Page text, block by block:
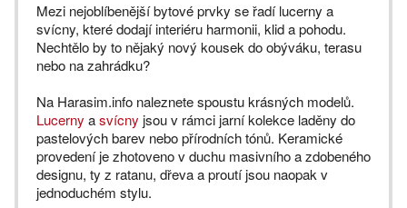
Mezi nejoblíbenější bytové prvky se řadí lucerny a
svícny, které dodají interiéru harmonii, klid a pohodu.
Nechtělo by to nějaký nový kousek do obýváku, terasu
nebo na zahrádku?
Na Harasim.info naleznete spoustu krásných modelů.
Lucerny asvícny jsou v rámci jarní kolekce laděny do
pastelových barev nebo přírodních tónů. Keramické
provedení je zhotoveno v duchu masivního a zdobeného
designu, ty z ratanu, dřeva a proutí jsou naopak v
jednoduchém stylu.